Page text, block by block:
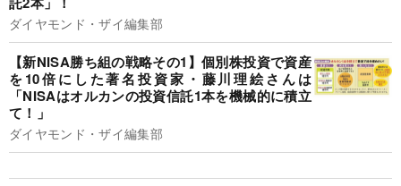
ダイヤモンド・ザイ編集部
【新NISA勝ち組の戦略その1】個別株投資で資産
を10倍にした著名投資家・藤川理絵さんは
「NISAはオルカンの投資信託1本を機械的に積立
て！」
ダイヤモンド・ザイ編集部